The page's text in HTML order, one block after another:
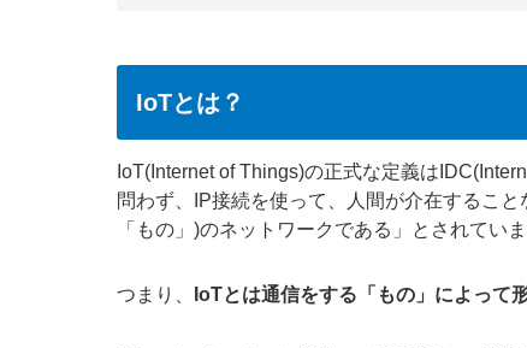
IoTとは？
IoT(Internet of Things)の正式な定義は
問わず、IP接続を使って、人間が介在するこ
「もの」)のネットワークである」とされていま
つまり、 IoTとは通信をする「もの」によって